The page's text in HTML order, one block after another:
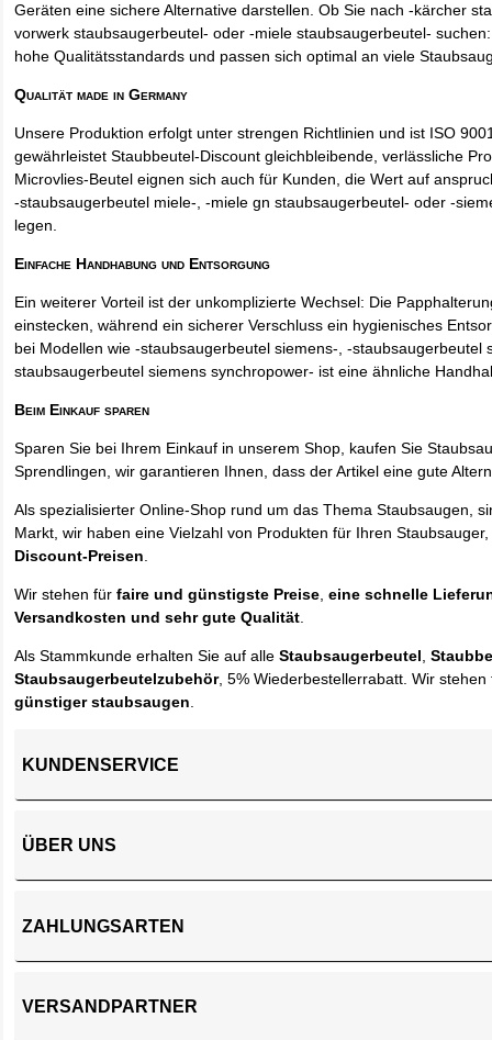
Geräten eine sichere Alternative darstellen. Ob Sie nach -kärcher
vorwerk staubsaugerbeutel- oder -miele staubsaugerbeutel-
hohe Qualitätsstandards und passen sich optimal an viele
Qualität made in Germany
Unsere Produktion erfolgt unter strengen Richtlinien und ist ISO
gewährleistet Staubbeutel-Discount gleichbleibende, verlässliche
Microvlies-Beutel eignen sich auch für Kunden, die Wert auf
-staubsaugerbeutel miele-, -miele gn staubsaugerbeutel- oder -
legen.
Einfache Handhabung und Entsorgung
Ein weiterer Vorteil ist der unkomplizierte Wechsel: Die
einstecken, während ein sicherer Verschluss ein hygienisches
bei Modellen wie -staubsaugerbeutel siemens-, -staubsaugerbeutel
staubsaugerbeutel siemens synchropower- ist eine ähnliche
Beim Einkauf sparen
Sparen Sie bei Ihrem Einkauf in unserem Shop, kaufen Sie
Sprendlingen, wir garantieren Ihnen, dass der Artikel eine gute
Als spezialisierter Online-Shop rund um das Thema Staubsaugen,
Markt, wir haben eine Vielzahl von Produkten für Ihren
Discount-Preisen.
Wir stehen fürfaire und günstigste Preise,eine schnelle
Versandkosten und sehr gute Qualität.
Als Stammkunde erhalten Sie auf alleStaubsaugerbeutel,
Staubsaugerbeutelzubehör, 5% Wiederbestellerrabatt. Wir
günstiger staubsaugen.
KUNDENSERVICE
ÜBER UNS
ZAHLUNGSARTEN
VERSANDPARTNER